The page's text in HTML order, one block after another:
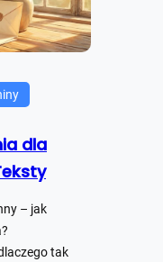
dla
– jak
tak